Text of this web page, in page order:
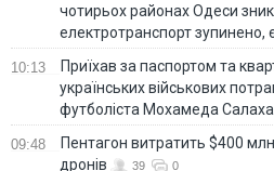
чотирьох районах Одеси
електротранспорт зупинено,
10:13
Приїхав за паспортом та
українських військових
футболіста Мохамеда Салаха
09:48
Пентагон витратить $400
дронів
39 0